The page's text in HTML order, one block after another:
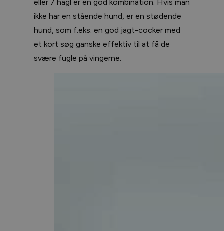
eller 7 hagl er en god kombination. Hvis man
ikke har en stående hund, er en stødende
hund, som f.eks. en god jagt-cocker med
et kort søg ganske effektiv til at få de
svære fugle på vingerne.